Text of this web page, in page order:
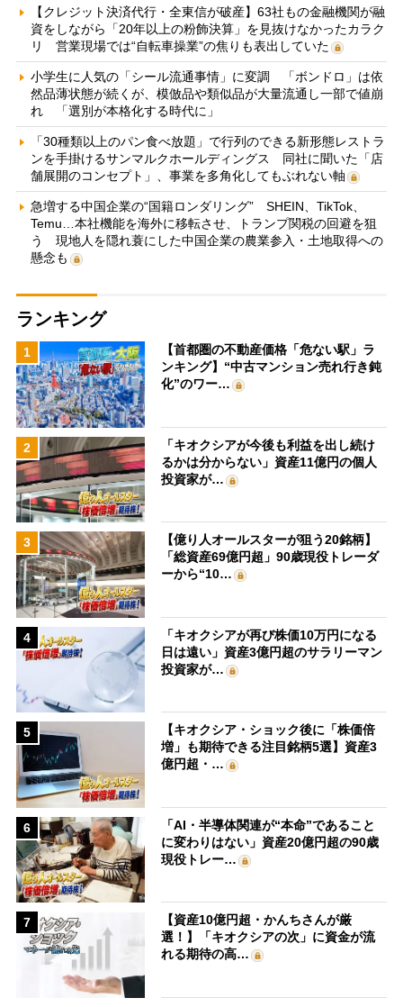
【クレジット決済代行・全東信が破産】63社もの金融機関が融
資をしながら「20年以上の粉飾決算」を見抜けなかったカラク
リ 営業現場では“自転車操業”の焦りも表出していた
小学生に人気の「シール流通事情」に変調 「ボンドロ」は依
然品薄状態が続くが、模倣品や類似品が大量流通し一部で値崩
れ 「選別が本格化する時代に」
「30種類以上のパン食べ放題」で行列のできる新形態レストラ
ンを手掛けるサンマルクホールディングス 同社に聞いた「店
舗展開のコンセプト」、事業を多角化してもぶれない軸
急増する中国企業の“国籍ロンダリング” SHEIN、TikTok、
Temu…本社機能を海外に移転させ、トランプ関税の回避を狙
う 現地人を隠れ蓑にした中国企業の農業参入・土地取得への
懸念も
ランキング
1
【首都圏の不動産価格「危ない駅」ラ
ンキング】“中古マンション売れ行き鈍
化”のワー…
2
「キオクシアが今後も利益を出し続け
るかは分からない」資産11億円の個人
投資家が…
3
【億り人オールスターが狙う20銘柄】
「総資産69億円超」90歳現役トレーダ
ーから“10…
4
「キオクシアが再び株価10万円になる
日は遠い」資産3億円超のサラリーマン
投資家が…
5
【キオクシア・ショック後に「株価倍
増」も期待できる注目銘柄5選】資産3
億円超・…
6
「AI・半導体関連が“本命”であること
に変わりはない」資産20億円超の90歳
現役トレー…
7
【資産10億円超・かんちさんが厳
選！】「キオクシアの次」に資金が流
れる期待の高…